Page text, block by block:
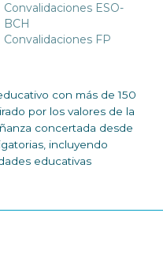
Convalidaciones ESO-
BCH
Convalidaciones FP
con más de 150
por los valores de la
concertada desde
incluyendo
educativas